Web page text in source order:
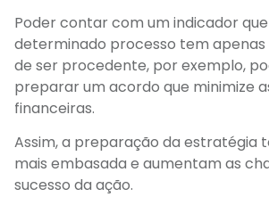
Poder contar com um indicador
determinado processo tem apenas
de ser procedente, por exemplo,
preparar um acordo que minimize
financeiras.
Assim, a preparação da estratégia
mais embasada e aumentam as
sucesso da ação.